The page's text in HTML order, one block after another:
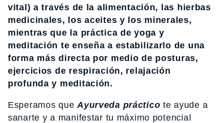
vital) a través de la alimentación, las hierbas
medicinales, los aceites y los minerales,
mientras que la práctica de yoga y
meditación te enseña a estabilizarlo de una
forma más directa por medio de posturas,
ejercicios de respiración, relajación
profunda y meditación.
Esperamos queAyurveda práctico te ayude a
sanarte y a manifestar tu máximo potencial